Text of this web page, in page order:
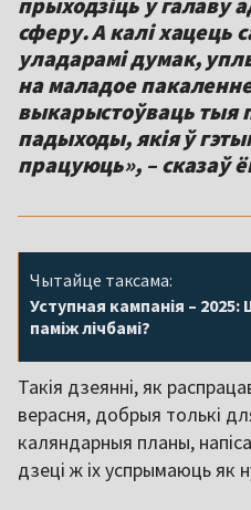
сферу. А калі хацець
уладарамі думак,
на маладое
выкарыстоўваць тыя
падыходы, якія ў
Чытайце таксама:
Уступная кампанія –
паміж лічбамі?
Такія дзеянні, як
верасня, добрыя толькі
каляндарныя планы,
дзеці ж іх успрымаюць як